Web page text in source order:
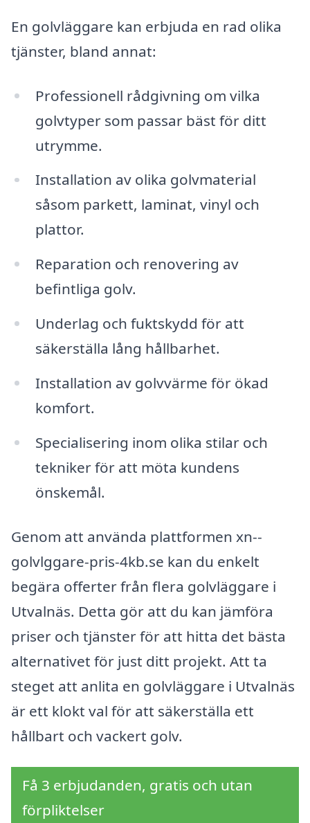
En golvläggare kan erbjuda en rad olika
tjänster, bland annat:
Professionell rådgivning om vilka
golvtyper som passar bäst för ditt
utrymme.
Installation av olika golvmaterial
såsom parkett, laminat, vinyl och
plattor.
Reparation och renovering av
befintliga golv.
Underlag och fuktskydd för att
säkerställa lång hållbarhet.
Installation av golvvärme för ökad
komfort.
Specialisering inom olika stilar och
tekniker för att möta kundens
önskemål.
Genom att använda plattformen xn--
golvlggare-pris-4kb.se kan du enkelt
begära offerter från flera golvläggare i
Utvalnäs. Detta gör att du kan jämföra
priser och tjänster för att hitta det bästa
alternativet för just ditt projekt. Att ta
steget att anlita en golvläggare i Utvalnäs
är ett klokt val för att säkerställa ett
hållbart och vackert golv.
Få 3 erbjudanden, gratis och utan
förpliktelser